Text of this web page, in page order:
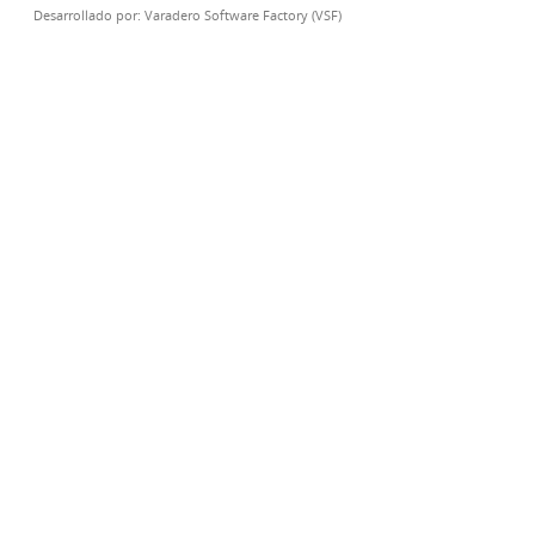
Desarrollado por: Varadero Software Factory (VSF)